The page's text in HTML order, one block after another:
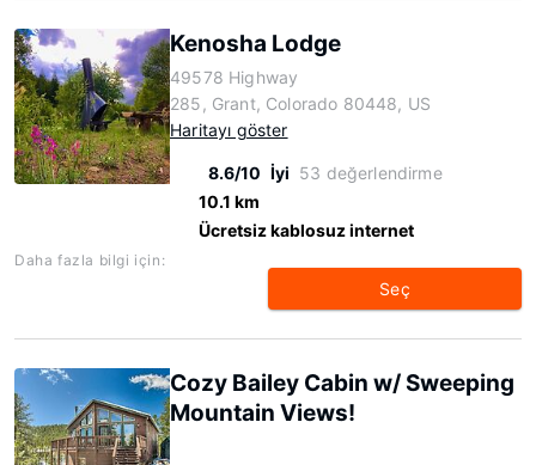
Kenosha Lodge
49578 Highway
285, Grant, Colorado 80448, US
Haritayı göster
8.6/10 İyi 53 değerlendirme
10.1 km
Ücretsiz kablosuz internet
Daha fazla bilgi için:
Seç
Cozy Bailey Cabin w/ Sweeping
Mountain Views!